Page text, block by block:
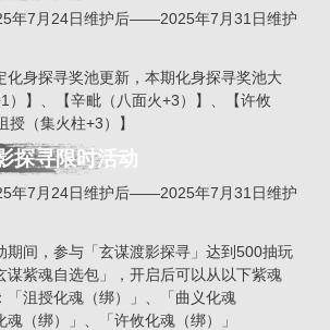
年7月24日维护后——2025年7月31日维护
化身探寻奖池更新，本期化身探寻奖池大
）】、【辛毗（八面火+3）】、【许攸
授（集火柱+3）】
探寻限时活动
年7月24日维护后——2025年7月31日维护
期间，参与「玄谋渡影探寻」达到500抽玩
谋紫魂自选包」，开启后可以从以下紫魂
「沮授化魂（绑）」、「曲义化魂
魂（绑）」、「许攸化魂（绑）」